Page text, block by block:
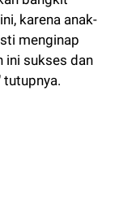
karena anak-
menginap
ini sukses dan
tutupnya.